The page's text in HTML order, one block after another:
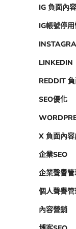
IG 負面內
IG帳號停
LINKEDIN
REDDIT
SEO優化
X 負面內
企業SEO
企業聲譽
個人聲譽
內容營銷